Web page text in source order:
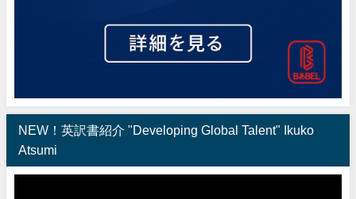
NEW！英訳書紹介 "Developing Global Talent" Ikuko
Atsumi